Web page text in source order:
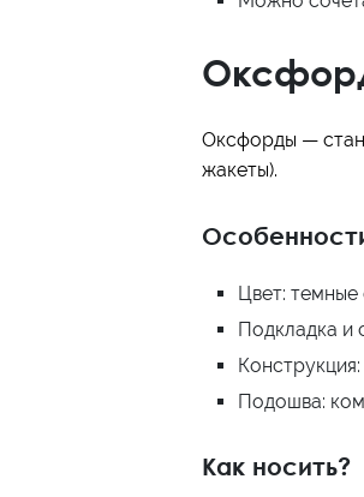
Оксфорды —
жакеты).
Цвет:
Подкладка и
Подошва:
Как носить?